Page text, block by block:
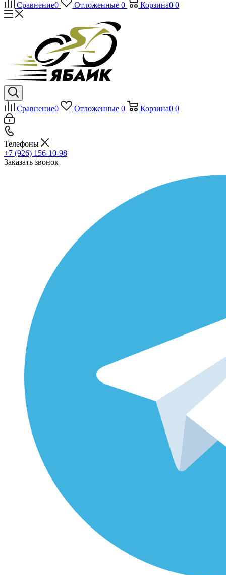
Сравнение0 Отложенные 0 Корзина0 0
Сравнение0 Отложенные 0 Корзина0 0
Телефоны
+7 (926) 156-10-98
Заказать звонок